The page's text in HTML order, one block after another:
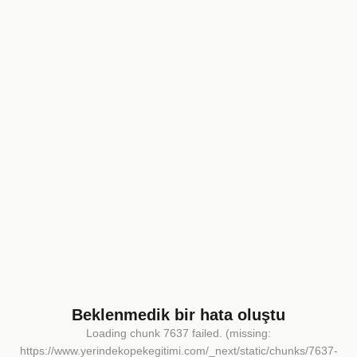
Beklenmedik bir hata oluştu
Loading chunk 7637 failed. (missing:
https://www.yerindekopekegitimi.com/_next/static/chunks/7637-